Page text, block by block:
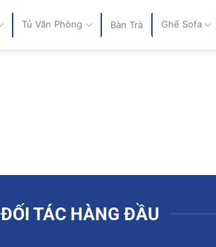
Tủ Văn Phòng Bàn Trà Ghế Sofa
ĐỐI TÁC HÀNG ĐẦU